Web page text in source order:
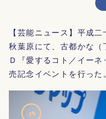
【芸能ニュース】平成
秋葉原にて、古都かな（
Ｄ『愛するコト／イー
売記念イベントを行った。